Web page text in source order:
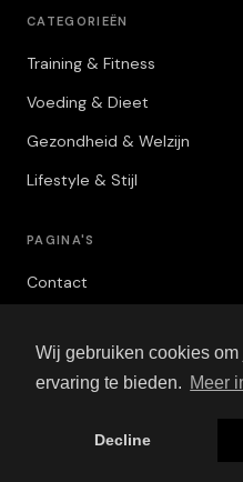
Wij gebruiken cookies om
ervaring te bieden. Meer
Decline
CATEGORIEËN
Training & Fitness
Voeding & Dieet
Gezondheid & Welzijn
Lifestyle & Stijl
PAGINA'S
Contact
Algemene Voorwaarden
Adverteren